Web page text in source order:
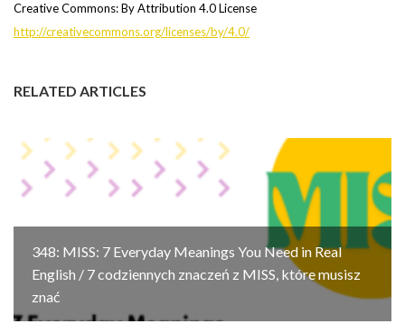
Creative Commons: By Attribution 4.0 License
http://creativecommons.org/licenses/by/4.0/
RELATED ARTICLES
348: MISS: 7 Everyday Meanings You Need in Real
English / 7 codziennych znaczeń z MISS, które musisz
znać